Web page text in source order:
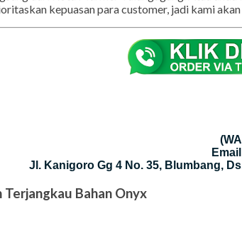
kerajinan marmer, pelayanan kami ke seluruh
dari Kota Marmer Tulungagung. Atau
kepuasan para customer, jadi kami
Email
Jl. Kanigoro Gg 4 No. 35, Blumbang,
Bahan Onyx